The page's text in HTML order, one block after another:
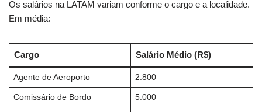
Os salários na LATAM variam conforme o cargo e a localidade.
Em média:
Cargo Salário Médio (R$)
Agente de Aeroporto 2.800
Comissário de Bordo 5.000